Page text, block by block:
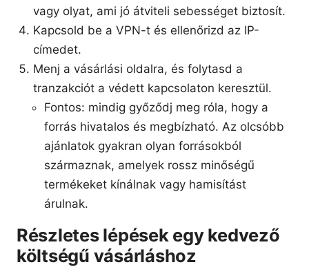
vagy olyat, ami jó átviteli sebességet biztosít.
Kapcsold be a VPN-t és ellenőrizd az IP-
címedet.
Menj a vásárlási oldalra, és folytasd a
tranzakciót a védett kapcsolaton keresztül.
Fontos: mindig győződj meg róla, hogy a
forrás hivatalos és megbízható. Az olcsóbb
ajánlatok gyakran olyan forrásokból
származnak, amelyek rossz minőségű
termékeket kínálnak vagy hamisítást
árulnak.
Részletes lépések egy kedvező
költségű vásárláshoz